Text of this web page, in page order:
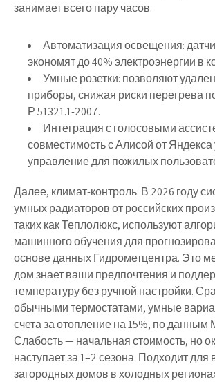
занимает всего пару часов.
Автоматизация освещения:
экономят до 40% электроэнергии в
Умные розетки: позволяют
приборы, снижая риски перегрева
Р 51321.1-2007.
Интеграция с голосовыми
совместимость с Алисой от
управление для пожилых
Далее, климат-контроль. В 2026 году
умных радиаторов от российских
таких как Теплолюкс, используют
машинного обучения для
основе данных Гидрометцентра. Это
дом знает ваши предпочтения и
температуру без ручной настройки.
обычными термостатами, умные
счета за отопление на 15%, по
Слабость — начальная стоимость, но
наступает за 1–2 сезона. Подходит для
загородных домов в холодных